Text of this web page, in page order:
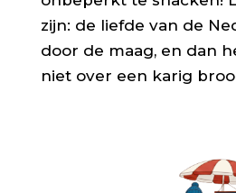
zijn: de liefde van de
door de maag, en dan
niet over een karig